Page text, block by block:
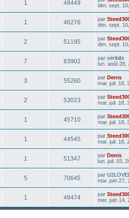
1 49449
dim. sept.
1 46276 par
dim. sept.
2 51195 par
dim. sept.
7 83902 par séribibi
lun. août 28,
3 55260 par Denis
mar. juil. 18,
2 53023 par
mar. juil. 18,
1 45710 par
mar. juil. 18,
1 44545 par
mar. juil. 18,
1 51347 par Denis
lun. juil. 03,
5 70645 par
mar. juin 27,
1 49474 par
mer. juin 14,